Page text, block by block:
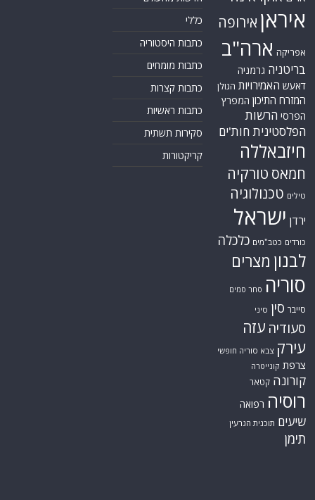
להסירה מהכתבה, אנא פנה אלינו
תגיות
או"ם אוקראינה
איראן אירופה
אפריקה ארה"ב
בריטניה גרמניה
האמירויות
המזרח התיכון המפרץ
הפרסי הרשות
הפלסטינית חות'ים
חיזבאללה
חמאס טורקיה
טילים טכנולוגיה
ישראל
כלכלה
לבנוןמצרים
סוריה סחר סמים
סייבר סין סיני
סעודיה עזה
עירק
קטגוריות
חדשות מהעולם
כללי
כתבות היסטוריה
כתבות מומחים